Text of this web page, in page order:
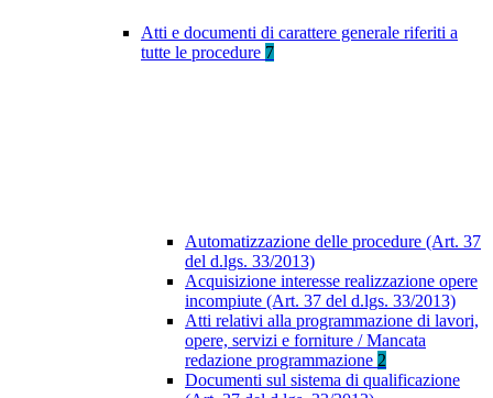
Atti e documenti di carattere generale riferiti a
tutte le procedure 7
Automatizzazione delle procedure (Art. 37
del d.lgs. 33/2013)
Acquisizione interesse realizzazione opere
incompiute (Art. 37 del d.lgs. 33/2013)
Atti relativi alla programmazione di lavori,
opere, servizi e forniture / Mancata
redazione programmazione 2
Documenti sul sistema di qualificazione